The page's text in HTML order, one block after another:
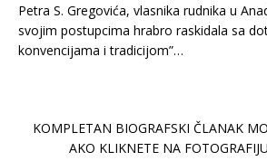
Petra S. Gregovića, vlasnika rudnika u
svojim postupcima hrabro raskidala sa
konvencijama i tradicijom”…
KOMPLETAN BIOGRAFSKI ČLANAK
AKO KLIKNETE NA